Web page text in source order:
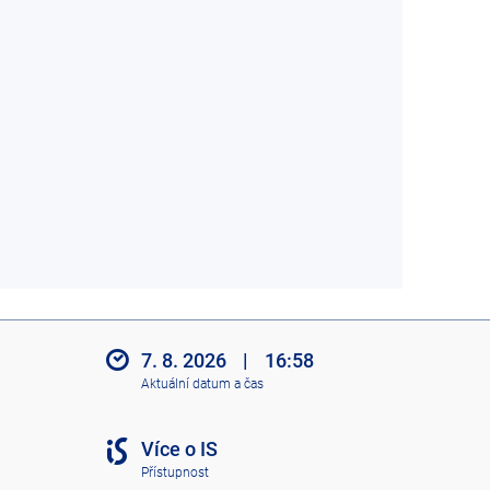
7. 8. 2026 | 16:58
Aktuální datum a čas
Více o IS
Přístupnost